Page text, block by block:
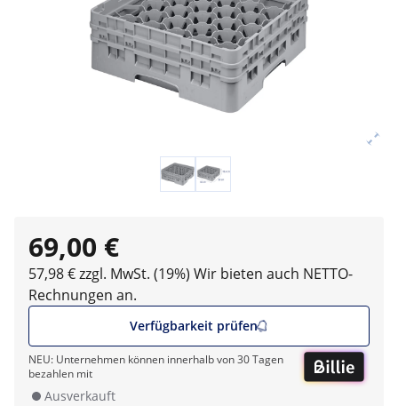
69,00 €
57,98 € zzgl. MwSt. (19%) Wir bieten auch NETTO-
Rechnungen an.
Verfügbarkeit prüfen
NEU: Unternehmen können innerhalb von 30 Tagen
bezahlen mit
Ausverkauft